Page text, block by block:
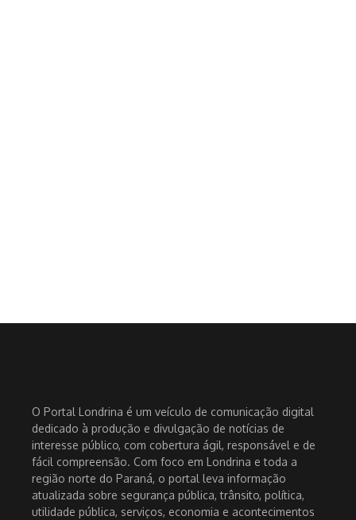
O Portal Londrina é um veículo de comunicação digital
dedicado à produção e divulgação de notícias de
interesse público, com cobertura ágil, responsável e de
fácil compreensão. Com foco em Londrina e toda a
região norte do Paraná, o portal leva informação
atualizada sobre segurança pública, trânsito, política,
utilidade pública, serviços, economia e acontecimentos